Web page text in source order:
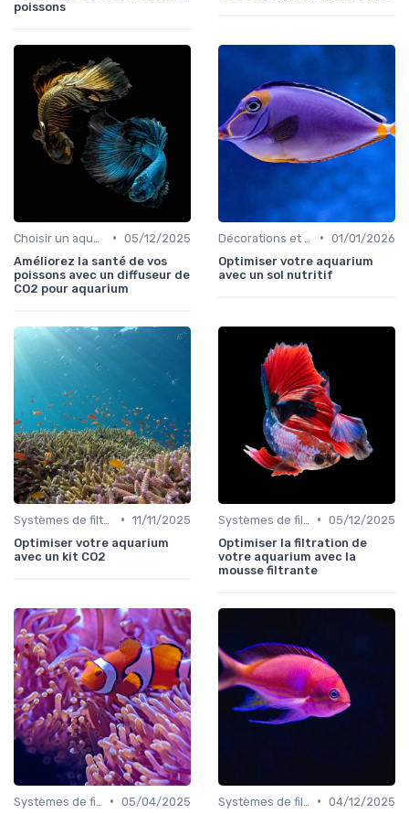
poissons
• 05/12/2025
Améliorez la santé de vos
poissons avec un diffuseur de
CO2 pour aquarium
• 01/01/2026
Optimiser votre aquarium
avec un sol nutritif
• 11/11/2025
Optimiser votre aquarium
avec un kit CO2
• 05/12/2025
Optimiser la filtration de
votre aquarium avec la
mousse filtrante
• 05/04/2025
• 04/12/2025